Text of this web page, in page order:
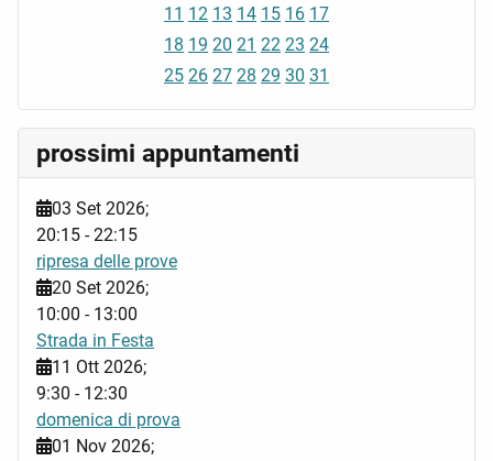
11 12 13 14 15 16 17
18 19 20 21 22 23 24
25 26 27 28 29 30 31
prossimi appuntamenti
03 Set 2026;
20:15 -22:15
ripresa delle prove
20 Set 2026;
10:00 - 13:00
Strada in Festa
11 Ott 2026;
9:30 - 12:30
domenica di prova
01 Nov 2026;